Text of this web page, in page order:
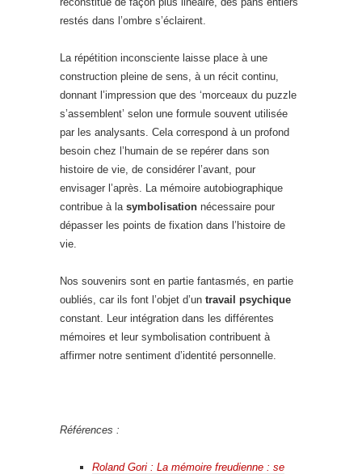
restés dans l’ombre s’éclairent.
La répétition inconsciente laisse place à une
construction pleine de sens, à un récit continu,
donnant l’impression que des ‘morceaux du puzzle
s’assemblent’ selon une formule souvent utilisée
par les analysants. Cela correspond à un profond
besoin chez l’humain de se repérer dans son
histoire de vie, de considérer l’avant, pour
envisager l’après. La mémoire autobiographique
contribue à la symbolisation nécessaire pour
dépasser les points de fixation dans l’histoire de
vie.
Nos souvenirs sont en partie fantasmés, en partie
oubliés, car ils font l’objet d’un travail psychique
constant. Leur intégration dans les différentes
mémoires et leur symbolisation contribuent à
affirmer notre sentiment d’identité personnelle.
Références :
Roland Gori : La mémoire freudienne : se